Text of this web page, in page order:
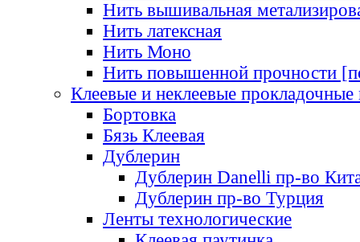
Нить вышивальная
Нить латексная
Нить Моно
Нить повышенной прочности
Клеевые и неклеевые прокладочные
Бортовка
Бязь Клеевая
Дублерин
Дублерин Danelli пр-во
Дублерин пр-во Турция
Ленты технологические